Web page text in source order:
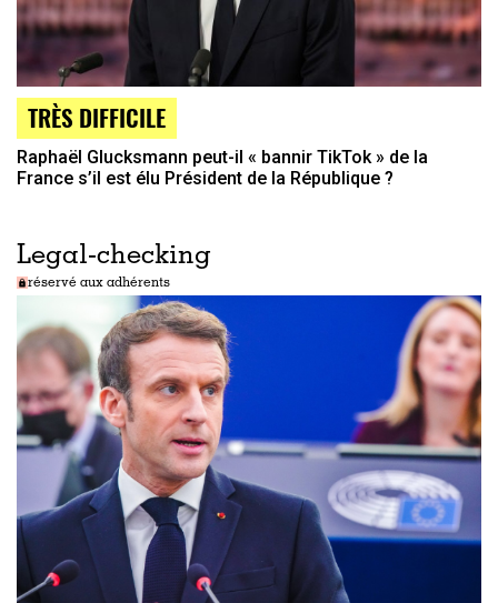
TRÈS DIFFICILE
Raphaël Glucksmann peut-il « bannir TikTok » de la
France s’il est élu Président de la République ?
Legal-checking
réservé aux adhérents